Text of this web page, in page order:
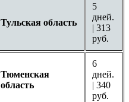
Тульская область
5
дней.
| 313
руб.
Тюменская
область
6
дней.
| 340
руб.